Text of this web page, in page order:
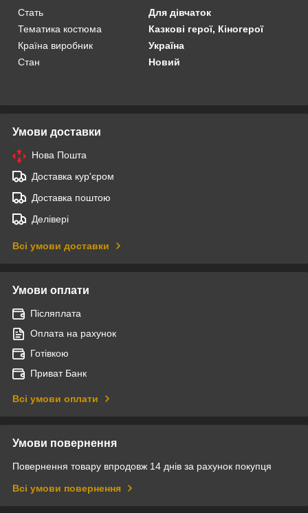
Стать
Для дівчаток
Тематика костюма
Казкові герої, Кіногерої
Країна виробник
Україна
Стан
Новий
Умови доставки
Нова Пошта
Доставка кур'єром
Доставка поштою
Делівері
Всі умови доставки
Умови оплати
Післяплата
Оплата на рахунок
Готівкою
Приват Банк
Всі умови оплати
Умови повернення
Повернення товару впродовж 14 днів за рахунок покупця
Всі умови повернення